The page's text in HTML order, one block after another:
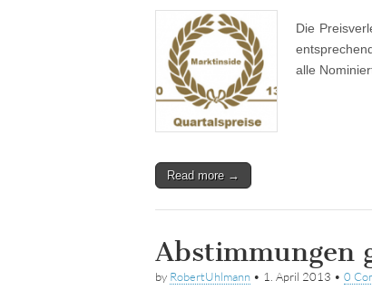
Die
alle
Read more →
Abstimmungen
by RobertUhlmann • 1. April 2013 • 0